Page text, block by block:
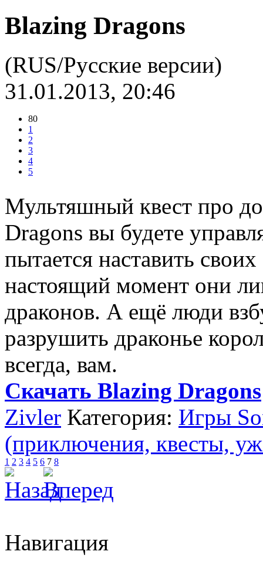
Blazing Dragons
(RUS/Русские версии)
31.01.2013, 20:46
80
1
2
3
4
5
Мультяшный квест про
Dragons вы будете
пытается наставить
настоящий момент они
драконов. А ещё люди
разрушить драконье
всегда, вам.
Скачать Blazing Dragons
Zivler Категория: Игры
(приключения, квесты,
1 2 3 4 5 6 7 8
Навигация